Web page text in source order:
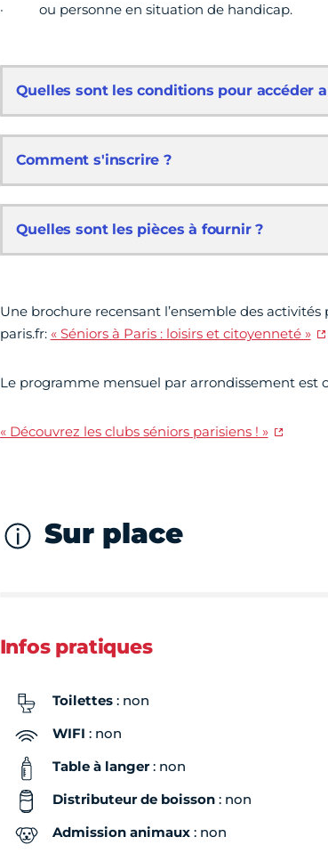
· ou personne en situation de handicap.
Quelles sont les conditions pour accéder
Comment s'inscrire ?
Quelles sont les pièces à fournir ?
Une brochure recensant l’ensemble des
paris.fr: « Séniors à Paris : loisirs et citoyenneté »
Le programme mensuel par arrondissement est
« Découvrez les clubs séniors parisiens ! »
Sur place
Infos pratiques
Toilettes: non
WIFI : non
Table à langer: non
Distributeur de boisson: non
Admission animaux: non